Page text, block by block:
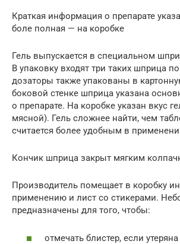
Краткая информация о препарате
боле полная — на коробке
Гель выпускается в специальном
В упаковку входят три таких шприца
дозаторы также упакованы в
боковой стенке шприца указана
о препарате. На коробке указан вкус
мясной). Гель сложнее найти, чем
считается более удобным в
Кончик шприца закрыт мягким
Производитель помещает в коробку
применению и лист со стикерами.
предназначены для того, чтобы:
отмечать блистер, если